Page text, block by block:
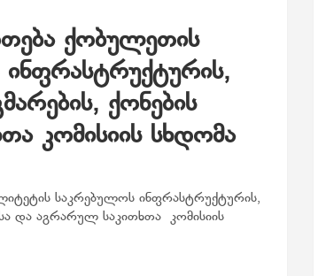
ქობულეთის
ინფრასტრუქტურის,
ქონების
კომისიის სხდომა
საკრებულოს ინფრასტრუქტურის,
და აგრარულ საკითხთა კომისიის